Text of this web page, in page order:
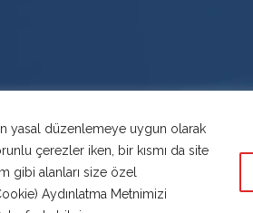
yasal düzenlemeye uygun olarak
çerezler iken, bir kısmı da site
gibi alanları size özel
Aydınlatma Metnimizi